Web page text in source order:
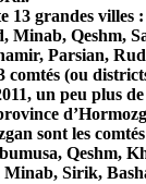
13 grandes villes
Minab, Qeshm,
Parsian,
comtés (ou
un peu plus
sont les
Qeshm,
Sirik,